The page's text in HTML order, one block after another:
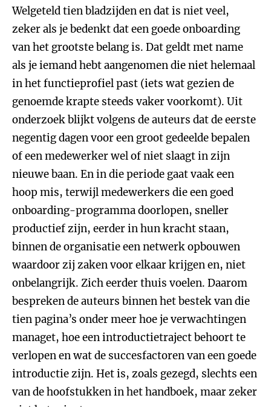
Welgeteld tien bladzijden en dat is niet veel,
zeker als je bedenkt dat een goede onboarding
van het grootste belang is. Dat geldt met name
als je iemand hebt aangenomen die niet helemaal
in het functieprofiel past (iets wat gezien de
genoemde krapte steeds vaker voorkomt). Uit
onderzoek blijkt volgens de auteurs dat de eerste
negentig dagen voor een groot gedeelde bepalen
of een medewerker wel of niet slaagt in zijn
nieuwe baan. En in die periode gaat vaak een
hoop mis, terwijl medewerkers die een goed
onboarding-programma doorlopen, sneller
productief zijn, eerder in hun kracht staan,
binnen de organisatie een netwerk opbouwen
waardoor zij zaken voor elkaar krijgen en, niet
onbelangrijk. Zich eerder thuis voelen. Daarom
bespreken de auteurs binnen het bestek van die
tien pagina’s onder meer hoe je verwachtingen
managet, hoe een introductietraject behoort te
verlopen en wat de succesfactoren van een goede
introductie zijn. Het is, zoals gezegd, slechts een
van de hoofstukken in het handboek, maar zeker